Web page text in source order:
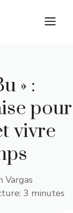
» :
pour
vivre
Vargas
3 minutes